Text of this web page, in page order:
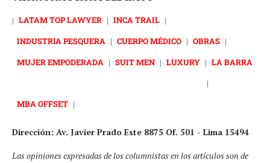
| LATAM TOP LAWYER | INCA TRAIL |
INDUSTRIA PESQUERA | CUERPO MÉDICO | OBRAS |
MUJER EMPODERADA | SUIT MEN | LUXURY | LA BARRA
|
MBA OFFSET |
Dirección: Av. Javier Prado Este 8875 Of. 501 - Lima 15494
Las opiniones expresadas de los columnistas en los artículos son de